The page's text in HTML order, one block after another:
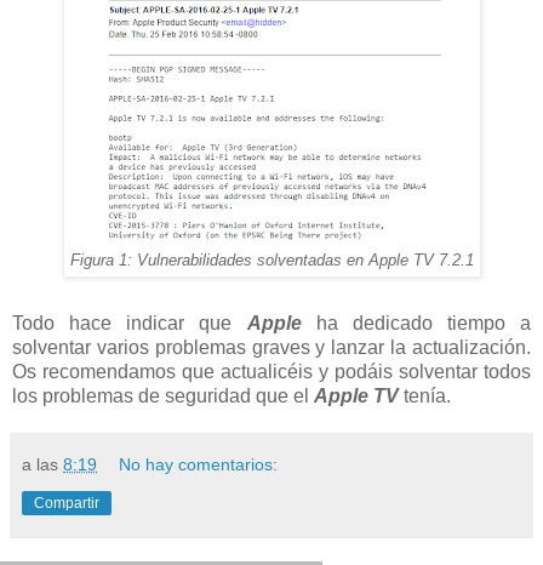
Figura 1: Vulnerabilidades solventadas en Apple TV 7.2.1
Todo hace indicar que Apple
ha dedicado tiempo a
solventar varios problemas graves y lanzar la actualización.
Os recomendamos que actualicéis y podáis solventar todos
los problemas de seguridad que el Apple TV tenía.
a las 8:19 No hay comentarios:
Compartir